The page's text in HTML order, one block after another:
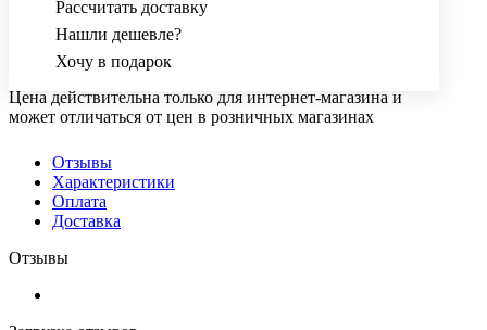
Рассчитать доставку
Нашли дешевле?
Хочу в подарок
Цена действительна только для интернет-магазина и
может отличаться от цен в розничных магазинах
Отзывы
Характеристики
Оплата
Доставка
Отзывы